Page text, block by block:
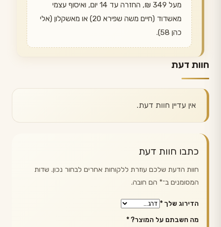
מעל 349 ₪, החזרה עד 14 יום, ואיסוף עצמי
מאשדוד (חיים משה שפירא 20) או מאשקלון (אלי
כהן 58).
חוות דעת
אין עדיין חוות דעת.
כתבו חוות דעת
חוות הדעת שלכם עוזרת ללקוחות אחרים לבחור נכון. שדות
המסומנים ב־* הם חובה.
הדירוג שלך*
מה חשבתם על המוצר?*